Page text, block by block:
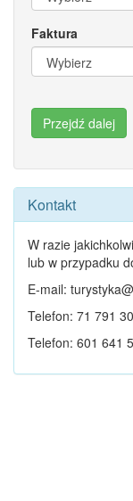
Faktura
Kontakt
W razie
lub w przypadku
E-mail:
Telefon: 71 791
Telefon: 601 641